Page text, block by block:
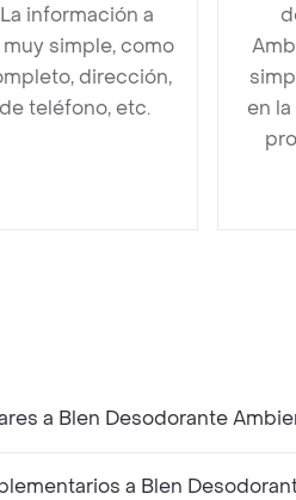
información a
simple, como
dirección,
teléfono, etc.
en
a Blen Desodorante
a Blen